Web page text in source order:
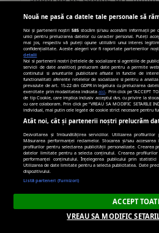
evid_0046
Terț
trafic_bctrack,
Terț
Nouă ne pasă ca datele tale personale să
Noi și partenerii noștri585 stocăm și/sau accesăm informații pe
unici pentru prelucrarea datelor cu caracter personal. Puteți
mai jos, respectiv vă puteți opune utilizării unui interes
confidențialitate. Aceste alegeri vor fi raportate partenerilor
detalii
Noi si partenerii nostri (retelele de socializare si agentiile de
servicii de date analitice) prelucram date pentru a permite
continutul si anunturile publicitare afisate in functie de
functionalitati aferente retelelor de socializare si pentru a
prevazute de art. 15-22 din GDPR in legatura cu prelucrarea
exercitate prin modalitatea indicataaici . Prin click pe “ACCEPT
de tip Cookie, care implica inclusiv acceptul dvs. cu privire la
cu care colaboram. Prin click pe “VREAU SA MODIFIC SETARILE
individual, mai putin cele legate de cookie strict necesare pentru
Atât noi, cât și partenerii noștri prelucrăm
Dezvoltarea și îmbunătățirea serviciilor. Utilizarea profilurilor
Măsurarea performanței reclamelor. Stocarea și/sau
profilurilor pentru selectarea publicității personalizate. Crearea
datelor limitate pentru a selecta conținutul. Crearea profilurilor
performanței conținutului. Înțelegerea publicului prin
Utilizarea de date limitate pentru a selecta publicitatea. Date
dispozitivului.
Listă parteneri (furnizori)
ACCEPT
VREAU SA MODIFIC